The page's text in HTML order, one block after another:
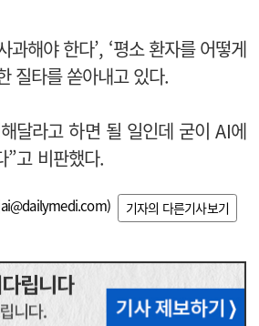
과해야 한다’, ‘평소 환자를 어떻게
질타를 쏟아내고 있다.
달라고 하면 될 일인데 굳이 AI에
”고 비판했다.
) 기자의 다른기사보기